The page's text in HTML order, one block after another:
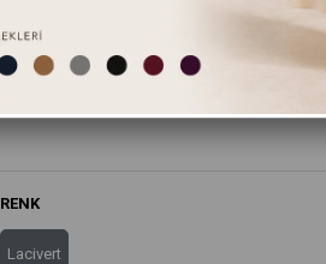
RENK
Lacivert